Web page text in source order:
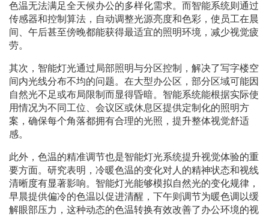
色温无法满足全天候办公的多样化需求。而智能系统则通过
传感器和控制算法，自动调整光源亮度和色彩，使员工在晨
间、午后甚至傍晚都能获得最适宜的照明环境，减少视觉疲
劳。
其次，智能灯光通过局部照明与分区控制，解决了写字楼空
间内光线分布不均的问题。在大型办公区，部分区域可能因
自然光不足或布局限制而显得昏暗。智能系统能根据实际使
用情况为不同工位、会议区或休息区提供定制化的照明方
案，确保每个角落都拥有合理的光照，提升整体视觉舒适
感。
此外，色温的精准调节也是智能灯光系统提升视觉体验的重
要方面。研究表明，冷暖色温的变化对人的精神状态和视线
清晰度有显著影响。智能灯光能够模拟自然光的变化规律，
早晨提供偏冷的色温以促进清醒，下午则调节为暖色调以缓
解眼部压力，这种动态的色温转换有效改善了办公环境的视